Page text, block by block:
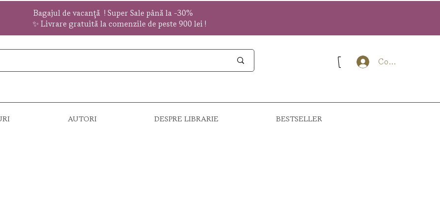
Bagajul de vacanță ! Super Sale până la -30%
✨ Livrare gratuită la comenzile de peste 900 lei !
Conectează-te
AUTORI DESPRE LIBRARIE BESTSELLER